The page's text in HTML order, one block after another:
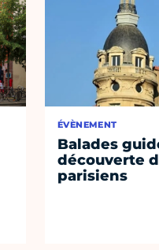
ÉVÈNEMENT
Balades
découverte
parisiens